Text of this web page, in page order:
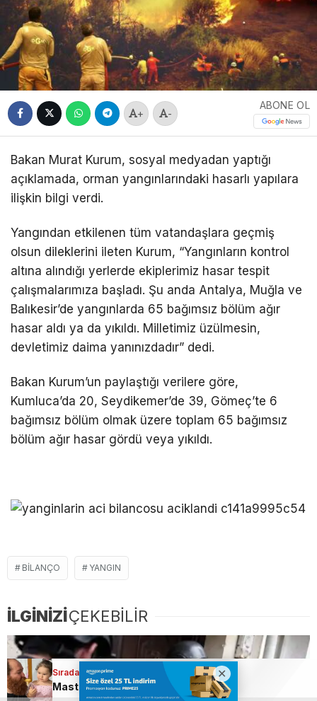
Sıradaki Haber
MasterChef şampiyonu Eren Kaşıkçı’nın mezarında yürek yakan detay!
+ -
ABONE OL
Bakan Murat Kurum, sosyal medyadan yaptığı
açıklamada, orman yangınlarındaki hasarlı yapılara
ilişkin bilgi verdi.
Yangından etkilenen tüm vatandaşlara geçmiş
olsun dileklerini ileten Kurum, “Yangınların kontrol
altına alındığı yerlerde ekiplerimiz hasar tespit
çalışmalarımıza başladı. Şu anda Antalya, Muğla ve
Balıkesir’de yangınlarda 65 bağımsız bölüm ağır
hasar aldı ya da yıkıldı. Milletimiz üzülmesin,
devletimiz daima yanınızdadır” dedi.
Bakan Kurum’un paylaştığı verilere göre,
Kumluca’da 20, Seydikemer’de 39, Gömeç’te 6
bağımsız bölüm olmak üzere toplam 65 bağımsız
bölüm ağır hasar gördü veya yıkıldı.
BILANÇO YANGIN
İLGİNİZİÇEKEBİLİR